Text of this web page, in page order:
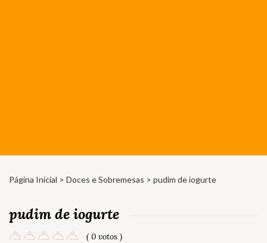
Página Inicial > Doces e Sobremesas > pudim de iogurte
pudim de iogurte
( 0 votos )